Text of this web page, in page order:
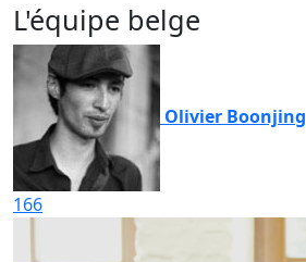
L'équipe belge
Olivier Boonjing
166